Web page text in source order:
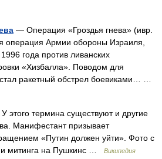
— Операция «Гроздья гнева» (ивр.
года против ливанских
«Хизбалла». Поводом для
ракетный обстрел боевиками… …
этого термина существуют и другие
Манифестант призывает
«Путин должен уйти». Фото с
митинга на Пушкинс …
Википедия